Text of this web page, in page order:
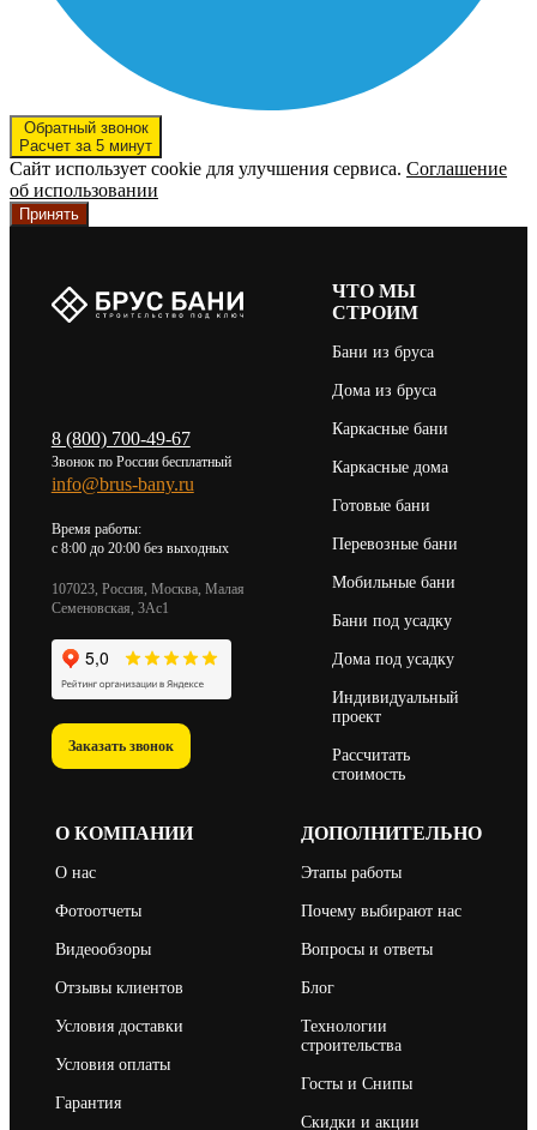
Обратный звонок
Расчет за 5 минут
Сайт использует cookie для улучшения сервиса. Соглашение
об использовании
Принять
8 (800) 700-49-67
Звонок по России бесплатный
info@brus-bany.ru
Время работы:
c 8:00 до 20:00 без выходных
107023, Россия, Москва, Малая
Семеновская, 3Ас1
Заказать звонок
ЧТО МЫ
СТРОИМ
Бани из бруса
Дома из бруса
Каркасные бани
Каркасные дома
Готовые бани
Перевозные бани
Мобильные бани
Бани под усадку
Дома под усадку
Индивидуальный
проект
Рассчитать
стоимость
О КОМПАНИИ
О нас
Фотоотчеты
Видеообзоры
Отзывы клиентов
Условия доставки
Условия оплаты
Гарантия
ДОПОЛНИТЕЛЬНО
Этапы работы
Почему выбирают нас
Вопросы и ответы
Блог
Технологии
строительства
Госты и Снипы
Скидки и акции